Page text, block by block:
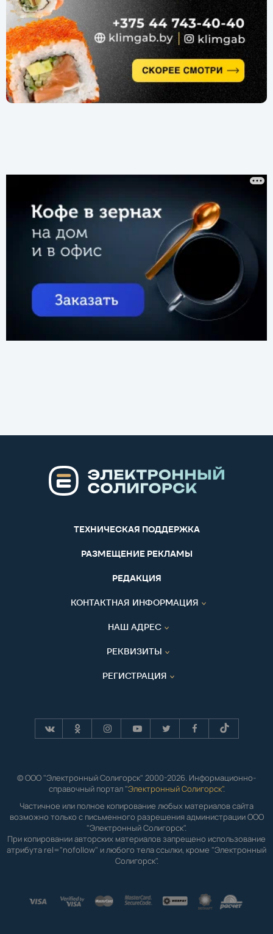
ТЕХНИЧЕСКАЯ ПОДДЕРЖКА
РАЗМЕЩЕНИЕ РЕКЛАМЫ
РЕДАКЦИЯ
КОНТАКТНАЯ ИНФОРМАЦИЯ
НАШ АДРЕС
РЕКВИЗИТЫ
РЕГИСТРАЦИЯ
© ООО "Электронный Солигорск" 2000-2026. Информационно-
справочный портал "Электронный Солигорск".
Частичное или полное копирование любых материалов сайта
возможно только с письменного разрешения администрации ООО
"Электронный Солигорск".
При копировании авторских материалов запрещено использование
атрибута rel="nofollow" и любого тела ссылки, кроме "Электронный
Солигорск".